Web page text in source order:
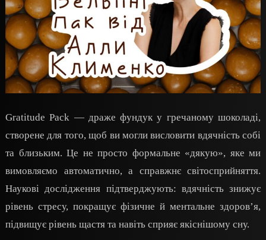
Gratitude Pack — драже фундук у гречаному шоколаді,
створене для того, щоб ви могли висловити вдячність собі
та близьким. Це не просто формальне «дякую», яке ми
вимовляємо автоматично, а справжнє світосприйняття.
Наукові дослідження підтверджують: вдячність знижує
рівень стресу, покращує фізичне й ментальне здоров’я,
підвищує рівень щастя та навіть сприяє якіснішому сну.